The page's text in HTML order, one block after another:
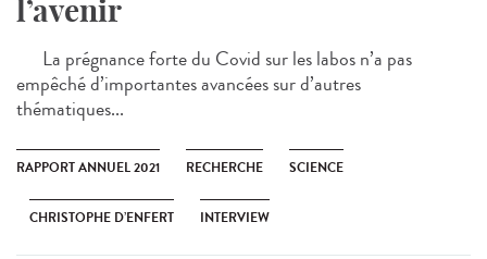
l’avenir
La prégnance forte du Covid sur les labos n’a pas
empêché d’importantes avancées sur d’autres
thématiques...
RAPPORT ANNUEL 2021 RECHERCHE SCIENCE
CHRISTOPHE D’ENFERT INTERVIEW